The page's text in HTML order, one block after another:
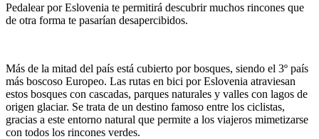
Pedalear por Eslovenia te permitirá descubrir muchos rincones que
de otra forma te pasarían desapercibidos.
Más de la mitad del país está cubierto por bosques, siendo el 3º país
más boscoso Europeo. Las rutas en bici por Eslovenia atraviesan
estos bosques con cascadas, parques naturales y valles con lagos de
origen glaciar. Se trata de un destino famoso entre los ciclistas,
gracias a este entorno natural que permite a los viajeros mimetizarse
con todos los rincones verdes.